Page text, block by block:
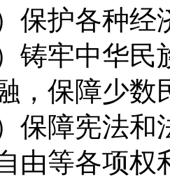
护各种经
牢中华民
，保障少数
障宪法和
由等各项权